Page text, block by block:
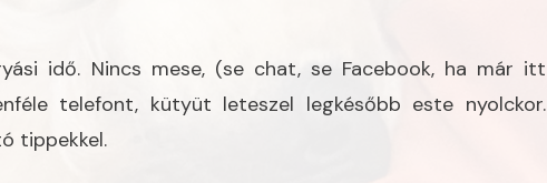
idő. Nincs mese, (se chat, se Facebook, ha már itt
telefont, kütyüt leteszel legkésőbb este nyolckor.
tippekkel.